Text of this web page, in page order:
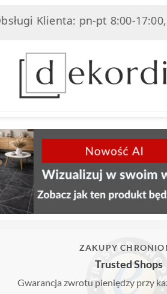
pn-pt 8:00-17:00, sob
ZAKUPY
Trusted Shops
Gwarancja zwrotu pieniędzy przy